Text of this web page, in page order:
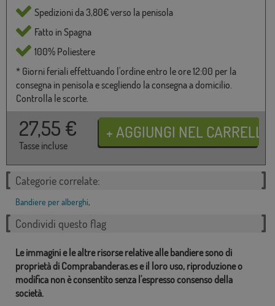
Spedizioni da 3,80€ verso la penisola
Fatto in Spagna
100% Poliestere
* Giorni feriali effettuando l'ordine entro le ore 12:00 per la
consegna in penisola e scegliendo la consegna a domicilio.
Controlla le scorte.
27,55 €
Tasse incluse
Categorie correlate:
Bandiere per alberghi,
Condividi questo flag
Le immagini e le altre risorse relative alle bandiere sono di
proprietà di Comprabanderas.es e il loro uso, riproduzione o
modifica non è consentito senza l'espresso consenso della
società.